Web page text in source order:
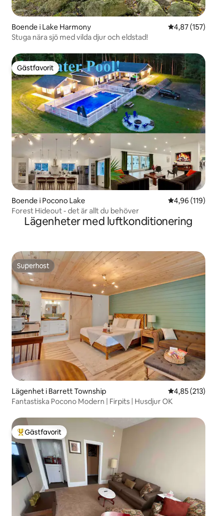
Boende i Lake Harmony 4,87 av 5 i
4,87 (157)
Stuga nära sjö med vilda djur och eldstad!
Gästfavorit
Gästfavorit
Boende i Pocono Lake 4,96 av 5 i
4,96 (119)
Forest Hideout - det är allt du behöver
Lägenheter med luftkonditionering
Superhost
Superhost
Lägenhet i Barrett Township 4,85 av 5 i
4,85 (213)
Fantastiska Pocono Modern | Firpits | Husdjur OK
Populär gästfavorit
Gästfavorit